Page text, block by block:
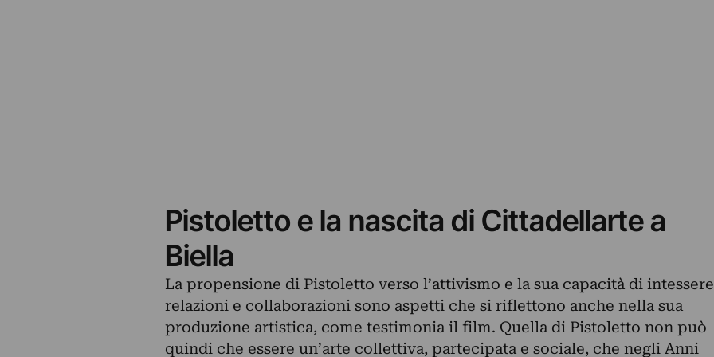
Pistoletto e la nascita di Cittadellarte a
Biella
La propensione di Pistoletto verso l’attivismo e la sua capacità di intessere
relazioni e collaborazioni sono aspetti che si riflettono anche nella sua
produzione artistica, come testimonia il film. Quella di Pistoletto non può
quindi che essere un’arte collettiva, partecipata e sociale, che negli Anni